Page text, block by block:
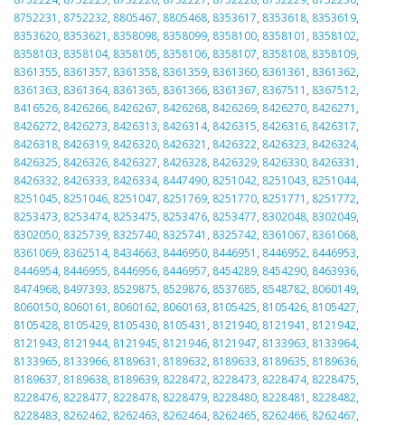
8752231 , 8752232, 8805467, 8805468, 8353617, 8353618, 8353619,
8353620, 8353621 , 8358098, 8358099, 8358100, 8358101 , 8358102,
8358103, 8358104, 8358105, 8358106, 8358107, 8358108, 8358109,
8361355, 8361357, 8361358, 8361359, 8361360, 8361361 , 8361362,
8361363, 8361364, 8361365, 8361366, 8361367, 8367511 , 8367512,
8416526, 8426266, 8426267, 8426268, 8426269, 8426270, 8426271 ,
8426272, 8426273, 8426313, 8426314, 8426315, 8426316, 8426317,
8426318, 8426319, 8426320, 8426321 , 8426322, 8426323, 8426324,
8426325, 8426326, 8426327, 8426328, 8426329, 8426330, 8426331 ,
8426332, 8426333, 8426334, 8447490, 8251042, 8251043, 8251044,
8251045, 8251046, 8251047, 8251769, 8251770, 8251771 , 8251772,
8253473, 8253474, 8253475, 8253476, 8253477, 8302048, 8302049,
8302050, 8325739, 8325740, 8325741 , 8325742, 8361067, 8361068,
8361069, 8362514, 8434663, 8446950, 8446951 , 8446952, 8446953,
8446954, 8446955, 8446956, 8446957, 8454289, 8454290, 8463936,
8474968, 8497393, 8529875, 8529876, 8537685, 8548782, 8060149,
8060150, 8060161 , 8060162, 8060163, 8105425, 8105426, 8105427,
8105428, 8105429, 8105430, 8105431 , 8121940, 8121941 , 8121942,
8121943, 8121944, 8121945, 8121946, 8121947, 8133963, 8133964,
8133965, 8133966, 8189631 , 8189632, 8189633, 8189635, 8189636,
8189637, 8189638, 8189639, 8228472, 8228473, 8228474, 8228475,
8228476, 8228477, 8228478, 8228479, 8228480, 8228481 , 8228482,
8228483, 8262462, 8262463, 8262464, 8262465, 8262466, 8262467,